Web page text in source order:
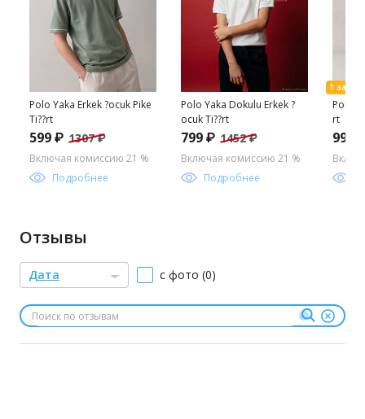
Polo Yaka Erkek ?ocuk Pike
Ti??rt
599 ₽ 1307 ₽
Включая комиссию 21 %
Подробнее
Polo Yaka Dokulu Erkek ?
ocuk Ti??rt
799 ₽ 1452 ₽
Включая комиссию 21 %
Подробнее
Polo
rt
998
Отзывы
Дата с фото (0)